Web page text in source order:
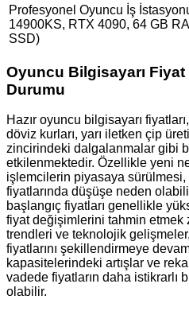
Profesyonel Oyuncu İş
14900KS, RTX 4090, 64 GB
SSD)
Oyuncu Bilgisayarı
Durumu
Hazır oyuncu bilgisayarı
döviz kurları, yarı iletken çip
zincirindeki dalgalanmalar gibi
etkilenmektedir. Özellikle yeni
işlemcilerin piyasaya
fiyatlarında düşüşe neden
başlangıç fiyatları genellikle
fiyat değişimlerini tahmin etmek
trendleri ve teknolojik
fiyatlarını şekillendirmeye
kapasitelerindeki artışlar ve
vadede fiyatların daha istikrarlı
olabilir.